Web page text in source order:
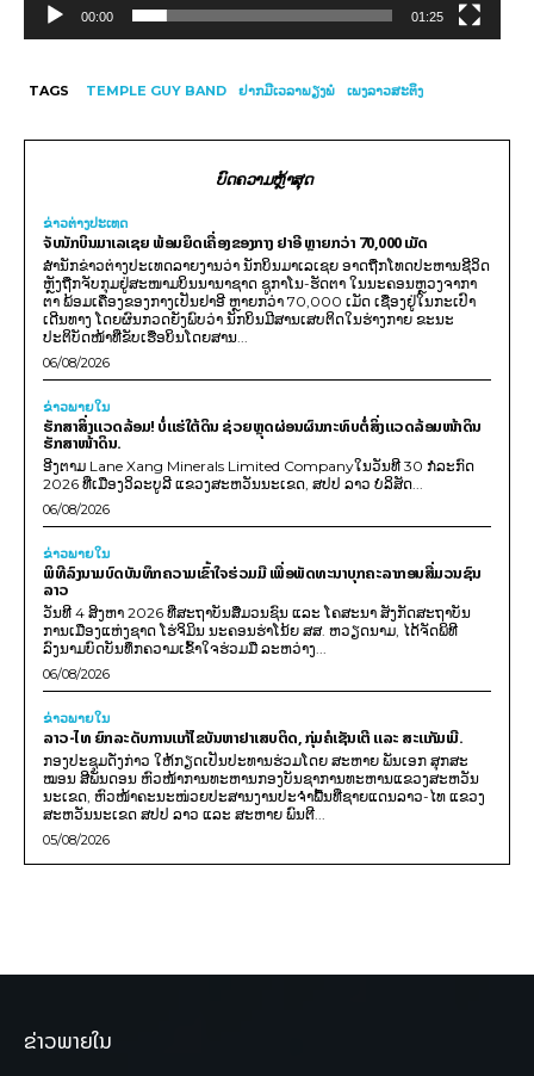
e
00:00 01:25
TAGS TEMPLE GUY BAND ຢາກມີເວລາພຽງພໍ ເພງລາວສະຕິງ
ບົດຄວາມຫຼ້າສຸດ
ຂ່າວຕ່າງປະເທດ
ຈັບນັກບິນມາເລເຊຍ ພ້ອມຍຶດເຄື່ອງຂອງກາງ ຢາອີ ຫຼາຍກວ່າ 70,000 ເມັດ
ສຳນັກຂ່າວຕ່າງປະເທດລາຍງານວ່າ ນັກບິນມາເລເຊຍ ອາດຖືກໂທດປະຫານຊີວິດ
ຫຼັງຖືກຈັບກຸມຢູ່ສະໜາມບິນນານາຊາດ ຊູກາໂນ-ຮັດຕາ ໃນນະຄອນຫຼວງຈາກາ
ຕາ ພ້ອມເຄື່ອງຂອງກາງເປັນຢາອີ ຫຼາຍກວ່າ 70,000 ເມັດ ເຊື່ອງຢູ່ໃນກະເປົາ
ເດີນທາງ ໂດຍຜົນກວດຍັງພົບວ່າ ນັກບິນມີສານເສບຕິດໃນຮ່າງກາຍ ຂະນະ
ປະຕິບັດໜ້າທີ່ຂັບເຮືອບິນໂດຍສານ...
06/08/2026
ຂ່າວພາຍ​ໃນ
ຮັກສາສິ່ງແວດລ້ອມ! ບໍ່ແຮ່ໃຕ້ດິນ ຊ່ວຍຫຼຸດຜ່ອນຜົນກະທົບຕໍ່ສິ່ງແວດລ້ອມໜ້າດິນ
ຮັກສາໜ້າດິນ.
ອີງຕາມ Lane Xang Minerals Limited Companyໃນວັນທີ 30 ກໍລະກົດ
2026 ທີ່ເມືອງວິລະບູລີ ແຂວງສະຫວັນນະເຂດ, ສປປ ລາວ ບໍລິສັດ...
06/08/2026
ຂ່າວພາຍ​ໃນ
ພິທີລົງນາມບົດບັນທຶກຄວາມເຂົ້າໃຈຮ່ວມມື ເພື່ອພັດທະນາບຸກຄະລາກອນສື່ມວນຊົນ
ລາວ
ວັນທີ 4 ສິງຫາ 2026 ທີ່ສະຖາບັນສື່ມວນຊົນ ແລະ ໂຄສະນາ ສັງກັດສະຖາບັນ
ການເມືອງແຫ່ງຊາດ ໂຮ່ຈິມິນ ນະຄອນຮ່າໂນ້ຍ ສສ. ຫວຽດນາມ, ໄດ້ຈັດພິທີ
ລົງນາມບົດບັນທຶກຄວາມເຂົ້າໃຈຮ່ວມມື ລະຫວ່າງ...
06/08/2026
ຂ່າວພາຍ​ໃນ
ລາວ-ໄທ ຍົກລະດັບການແກ້ໄຂບັນຫາຢາເສບຕິດ, ກຸ່ມຄໍເຊັນເຕີ ແລະ ສະແກັມເມີ.
ກອງປະຊຸມດັ່ງກ່າວ ໃຫ້ກຽດເປັນປະທານຮ່ວມໂດຍ ສະຫາຍ ພັນເອກ ສຸກສະ
ໝອນ ສີພັນດອນ ຫົວໜ້າການທະຫານກອງບັນຊາການທະຫານແຂວງສະຫວັນ
ນະເຂດ, ຫົວໜ້າຄະນະໜ່ວຍປະສານງານປະຈຳພື້ນທີ່ຊາຍແດນລາວ-ໄທ ແຂວງ
ສະຫວັນນະເຂດ ສປປ ລາວ ແລະ ສະຫາຍ ພົນຕີ...
05/08/2026
ຂ່າວພາຍໃນ